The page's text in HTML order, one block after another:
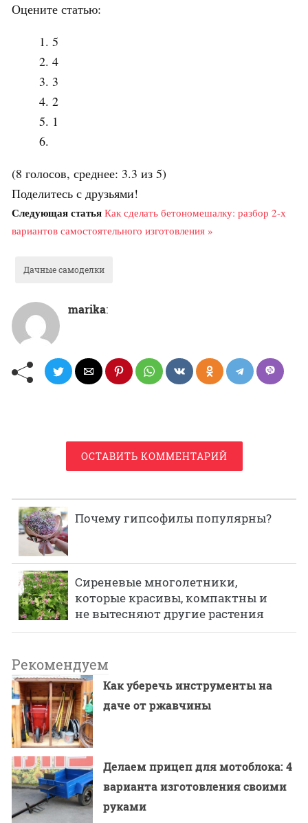
Оцените статью:
5
4
3
2
1
(8 голосов, среднее: 3.3 из 5)
Поделитесь с друзьями!
Следующая статья Как сделать бетономешалку: разбор 2-х
вариантов самостоятельного изготовления »
Дачные самоделки
marika:
ОСТАВИТЬ КОММЕНТАРИЙ
Почему гипсофилы популярны?
Сиреневые многолетники,
которые красивы, компактны и
не вытесняют другие растения
Рекомендуем
Как уберечь инструменты на
даче от ржавчины
Делаем прицеп для мотоблока: 4
варианта изготовления своими
руками